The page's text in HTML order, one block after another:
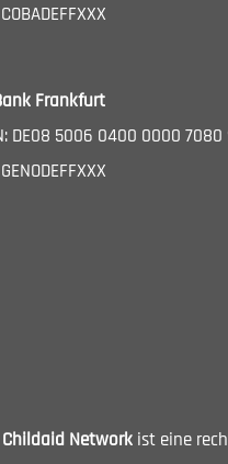
Frankfurt
DE08 5006 0400 0000 7080
Childaid Network ist eine